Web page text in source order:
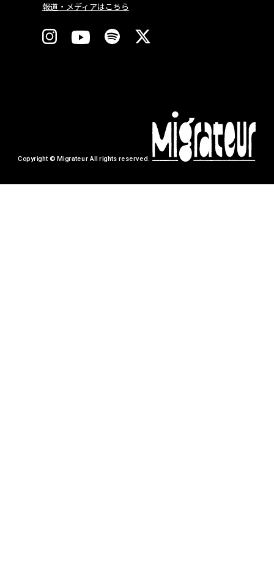
報道・メディアはこちら
Copyright © Migrateur All rights reserved.